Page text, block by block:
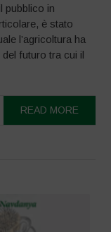
pubblico in
è stato
l’agricoltura ha
futuro tra cui il
READ MORE